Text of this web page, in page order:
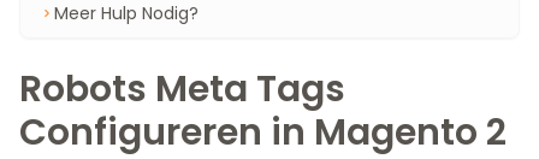
Meer Hulp Nodig?
Robots Meta Tags
Configureren in Magento 2